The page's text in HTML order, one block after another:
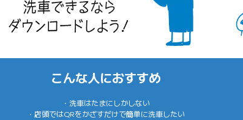
こんな人におすすめ
・洗車はたまにしかしない
・店頭ではQRをかざすだけで簡単に洗車したい